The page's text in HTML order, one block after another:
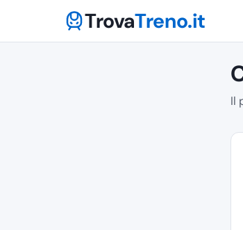
TrovaTreno.it
Il